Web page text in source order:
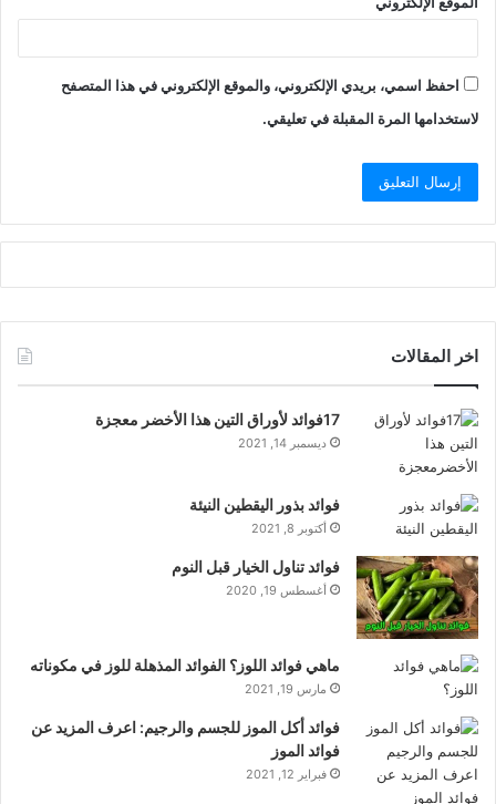
احفظ اسمي، بريدي الإلكتروني، والموقع الإلكتروني في هذا المتصفح
لاستخدامها المرة المقبلة في تعليقي.
اخر المقالات
17فوائد لأوراق التين هذا الأخضر معجزة
ديسمبر 14, 2021
فوائد بذور اليقطين النيئة
أكتوبر 8, 2021
فوائد تناول الخيار قبل النوم
أغسطس 19, 2020
ماهي فوائد اللوز؟ الفوائد المذهلة للوز في مكوناته
مارس 19, 2021
فوائد أكل الموز للجسم والرجيم: اعرف المزيد عن
فوائد الموز
فبراير 12, 2021